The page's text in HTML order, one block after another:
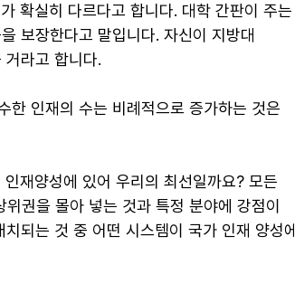
확실히 다르다고 합니다. 대학 간판이 주는
보장한다고 말입니다. 자신이 지방대
라고 합니다.
한 인재의 수는 비례적으로 증가하는 것은
재양성에 있어 우리의 최선일까요? 모든
권을 몰아 넣는 것과 특정 분야에 강점이
되는 것 중 어떤 시스템이 국가 인재 양성에